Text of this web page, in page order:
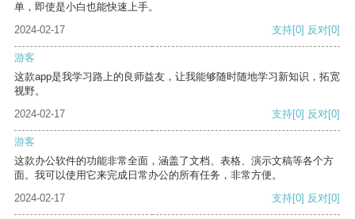
单，即使是小白也能快速上手。
2024-02-17
支持[0] 反对[0]
游客
这款app是我学习路上的良师益友，让我能够随时随地学习新知识，拓宽
视野。
2024-02-17
支持[0] 反对[0]
游客
这款办公软件的功能非常全面，涵盖了文档、表格、演示文稿等各个方
面。我可以使用它来完成日常办公的所有任务，非常方便。
2024-02-17
支持[0] 反对[0]